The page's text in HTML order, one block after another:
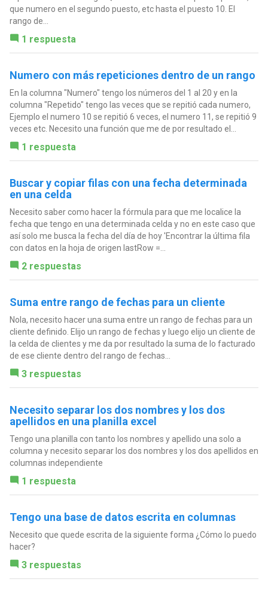
que numero en el segundo puesto, etc hasta el puesto 10. El
rango de...
1 respuesta
Numero con más repeticiones dentro de un rango
En la columna "Numero" tengo los números del 1 al 20 y en la
columna "Repetido" tengo las veces que se repitió cada numero,
Ejemplo el numero 10 se repitió 6 veces, el numero 11, se repitió 9
veces etc. Necesito una función que me de por resultado el...
1 respuesta
Buscar y copiar filas con una fecha determinada
en una celda
Necesito saber como hacer la fórmula para que me localice la
fecha que tengo en una determinada celda y no en este caso que
así solo me busca la fecha del día de hoy 'Encontrar la última fila
con datos en la hoja de origen lastRow =...
2 respuestas
Suma entre rango de fechas para un cliente
Nola, necesito hacer una suma entre un rango de fechas para un
cliente definido. Elijo un rango de fechas y luego elijo un cliente de
la celda de clientes y me da por resultado la suma de lo facturado
de ese cliente dentro del rango de fechas...
3 respuestas
Necesito separar los dos nombres y los dos
apellidos en una planilla excel
Tengo una planilla con tanto los nombres y apellido una solo a
columna y necesito separar los dos nombres y los dos apellidos en
columnas independiente
1 respuesta
Tengo una base de datos escrita en columnas
Necesito que quede escrita de la siguiente forma ¿Cómo lo puedo
hacer?
3 respuestas